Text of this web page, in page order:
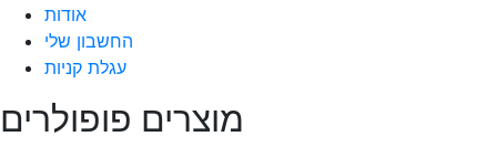
אודות
החשבון שלי
עגלת קניות
מוצרים פופולרים